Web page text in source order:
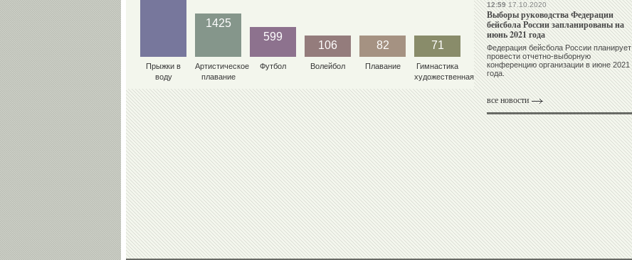
Прыжки в
воду
1425
Артистическое
плавание
599
Футбол
106
Волейбол
82
Плавание
71
Гимнастика
художественная
12:5917.10.2020
Выборы руководства Федерации
бейсбола России запланированы на
июнь 2021 года
Федерация бейсбола России планирует
провести отчетно-выборную
конференцию организации в июне 2021
года.
все новости